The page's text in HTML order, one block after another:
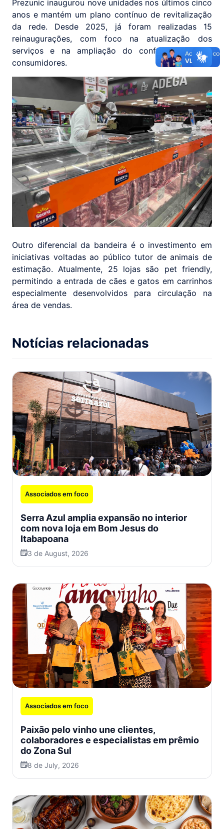
Prezunic inaugurou nove unidades nos últimos cinco
anos e mantém um plano contínuo de revitalização
da rede. Desde 2025, já foram realizadas 15
reinaugurações, com foco na atualização dos
serviços e na ampliação do conforto para os
consumidores.
Outro diferencial da bandeira é o investimento em
iniciativas voltadas ao público tutor de animais de
estimação. Atualmente, 25 lojas são pet friendly,
permitindo a entrada de cães e gatos em carrinhos
especialmente desenvolvidos para circulação na
área de vendas.
Notícias relacionadas
Associados em foco
Serra Azul amplia expansão no interior
com nova loja em Bom Jesus do
Itabapoana
3 de August, 2026
Associados em foco
Paixão pelo vinho une clientes,
colaboradores e especialistas em prêmio
do Zona Sul
8 de July, 2026